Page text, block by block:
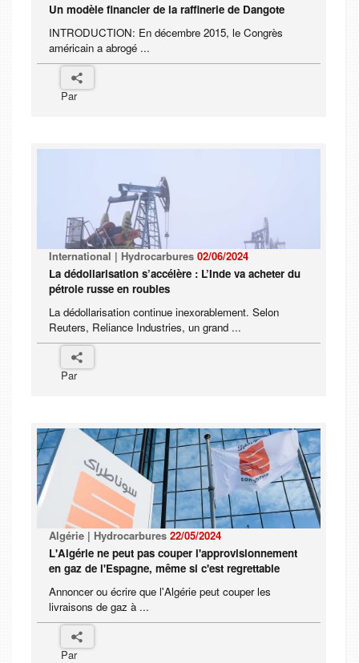
Un modèle financier de la raffinerie de Dangote
INTRODUCTION: En décembre 2015, le Congrès
américain a abrogé ...
Par
International | Hydrocarbures 02/06/2024
La dédollarisation s’accélère : L’Inde va acheter du
pétrole russe en roubles
La dédollarisation continue inexorablement. Selon
Reuters, Reliance Industries, un grand ...
Par
Algérie | Hydrocarbures 22/05/2024
L'Algérie ne peut pas couper l'approvisionnement
en gaz de l'Espagne, même si c'est regrettable
Annoncer ou écrire que l'Algérie peut couper les
livraisons de gaz à ...
Par